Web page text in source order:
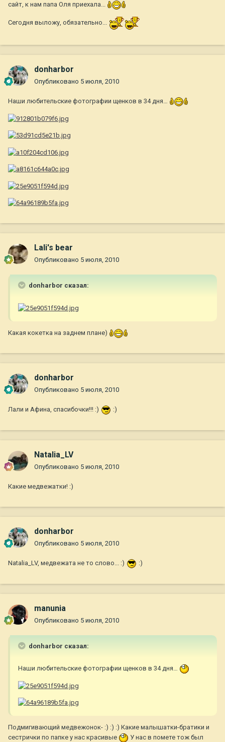
сайт, к нам папа Оля приехала...
Сегодня выложу, обязательно...
donharbor
Опубликовано 5 июля, 2010
Наши любительские фотографии щенков в 34 дня…
Lali's bear
Опубликовано 5 июля, 2010
donharbor сказал:
Какая кокетка на заднем плане)
donharbor
Опубликовано 5 июля, 2010
Лали и Афина, спасибочки!!! :) :)
Natalia_LV
Опубликовано 5 июля, 2010
Какие медвежатки! :)
donharbor
Опубликовано 5 июля, 2010
Natalia_LV, медвежата не то слово... :) :)
manunia
Опубликовано 5 июля, 2010
donharbor сказал:
Наши любительские фотографии щенков в 34 дня…
Подмигивающий медвежонок- :) :) :) Какие малышатки-братики и
сестрички по папке у нас красивые
У нас в помете тож был